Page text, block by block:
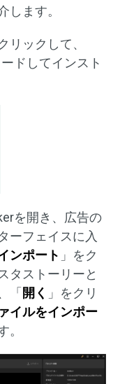
します。
リックして、
ドしてインスト
を開き、広告の
ーフェイスに入
ンポート 」をク
タストーリーと
「 開く 」をクリ
イルをインポー
。